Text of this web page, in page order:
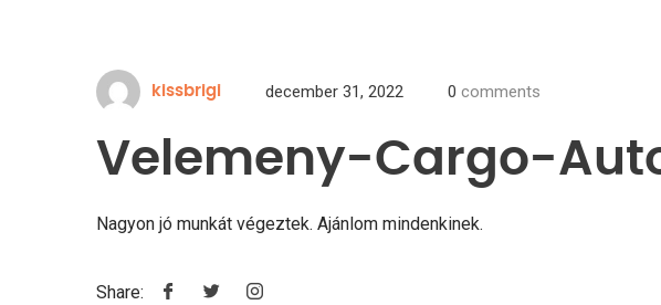
kissbrigi december 31, 2022 0 comments
Velemeny-Cargo-
Nagyon jó munkát végeztek. Ajánlom mindenkinek.
Share: